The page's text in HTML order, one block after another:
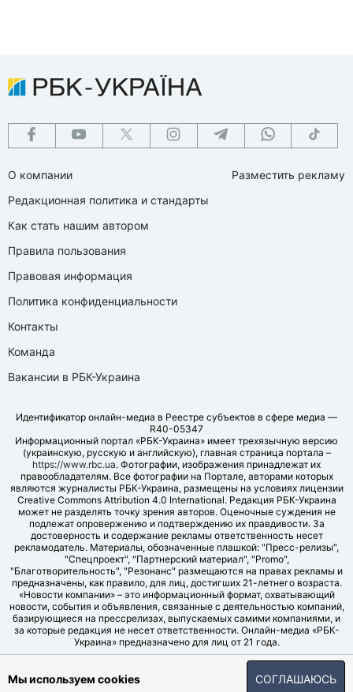
О компании
Редакционная политика и стандарты
Как стать нашим автором
Правила пользования
Правовая информация
Политика конфиденциальности
Контакты
Команда
Вакансии в РБК-Украина
Разместить рекламу
Идентификатор онлайн-медиа в Реестре субъектов в сфере медиа —
R40-05347
Информационный портал «РБК-Украина» имеет трехязычную версию
(украинскую, русскую и английскую), главная страница портала –
https://www.rbc.ua. Фотографии, изображения принадлежат их
правообладателям. Все фотографии на Портале, авторами которых
являются журналисты РБК-Украина, размещены на условиях лицензии
Creative Commons Attribution 4.0 International. Редакция РБК-Украина
может не разделять точку зрения авторов. Оценочные суждения не
подлежат опровержению и подтверждению их правдивости. За
достоверность и содержание рекламы ответственность несет
рекламодатель. Материалы, обозначенные плашкой: "Пресс-релизы",
"Спецпроект", "Партнерский материал", "Promo",
"Благотворительность", "Резонанс" размещаются на правах рекламы и
предназначены, как правило, для лиц, достигших 21-летнего возраста.
«Новости компании» – это информационный формат, охватывающий
новости, события и объявления, связанные с деятельностью компаний,
базирующиеся на прессрелизах, выпускаемых самими компаниями, и
за которые редакция не несет ответственности. Онлайн-медиа «РБК-
Украина» предназначено для лиц от 21 года.
© LLC "UBT MEDIA", 2006-2026.
Мы используем cookies СОГЛАШАЮСЬ